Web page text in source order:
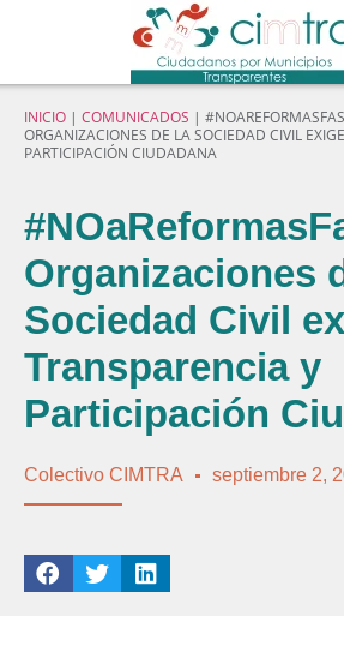
INICIO | COMUNICADOS |
ORGANIZACIONES DE LA SOCIEDAD CIVIL
PARTICIPACIÓN CIUDADANA
Organizaciones
Sociedad Civil
Transparencia y
Participación
Colectivo CIMTRA septiembre 2,